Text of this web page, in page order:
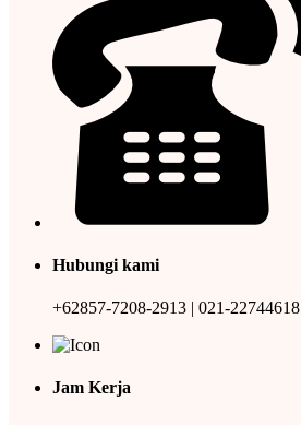
Hubungi kami
+62857-7208-2913 | 021-22744618
Jam Kerja